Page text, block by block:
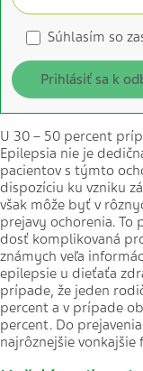
Súhlasím so
Prihlásiť sa k
U 30 – 50 percent
Epilepsia nie je
pacientov s týmto
dispozíciu ku vzniku
však môže byť v
prejavy ochorenia. To
dosť komplikovaná
známych veľa
epilepsie u dieťaťa
prípade, že jeden
percent a v prípade
percent. Do
najrôznejšie vonkajšie